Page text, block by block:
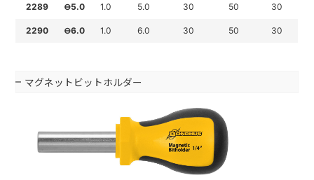
2289 ⊖5.0 1.0 5.0 30 50 30
2290 ⊖6.0 1.0 6.0 30 50 30
マグネットビットホルダー